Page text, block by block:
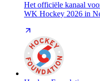
Het officiële kanaal
WK Hockey 2026 in